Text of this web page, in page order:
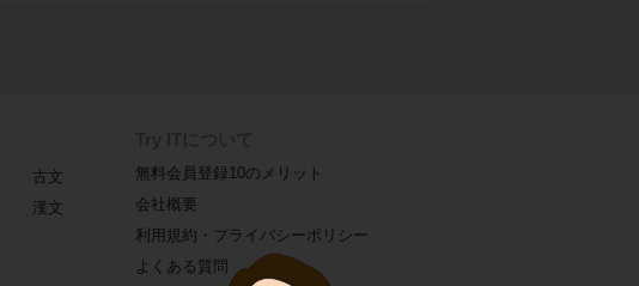
古文
漢文
無料会員登録10のメリット
会社概要
利用規約・プライバシーポリシー
よくある質問